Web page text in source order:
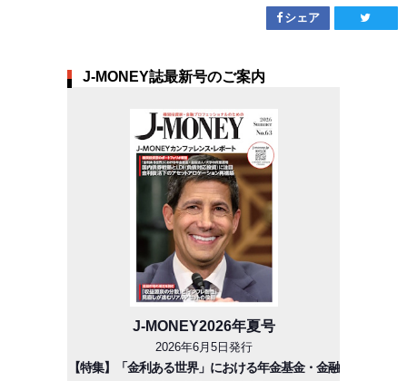
シェア
J-MONEY誌最新号のご案内
J-MONEY2026年夏号
2026年6月5日発行
【特集】「金利ある世界」における年金基金・金融